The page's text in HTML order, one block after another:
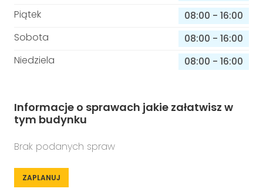
Piątek
08:00 - 16:00
Sobota
08:00 - 16:00
Niedziela
08:00 - 16:00
Informacje o sprawach jakie załatwisz w
tym budynku
Brak podanych spraw
ZAPLANUJ